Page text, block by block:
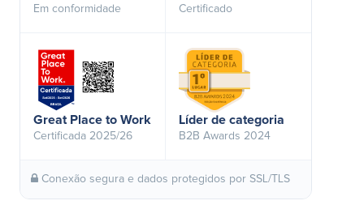
Em conformidade Certificado
Great Place to Work
Certificada 2025/26
Líder de categoria
B2B Awards 2024
Conexão segura e dados protegidos por SSL/TLS